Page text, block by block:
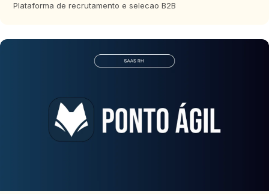
Plataforma de recrutamento e selecao B2B